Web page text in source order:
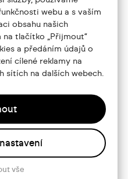
webu a s vaším
obsahu našich
tlačítko „Přijmout“
a předáním údajů o
cílené reklamy na
sítích na dalších webech.
vše
mě